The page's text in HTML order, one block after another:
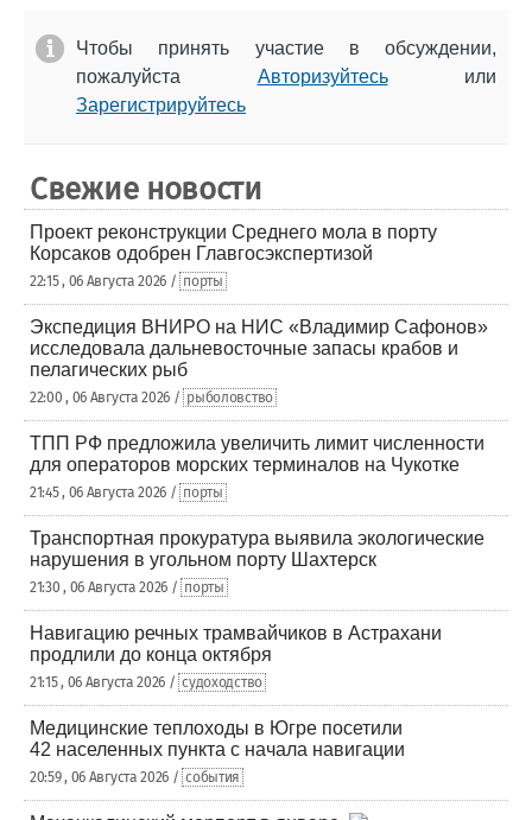
Чтобы принять участие в обсуждении,
пожалуйста Авторизуйтесьили
Зарегистрируйтесь
Свежие новости
Проект реконструкции Среднего мола в порту
Корсаков одобрен Главгосэкспертизой
22:15 , 06 Августа 2026 / порты
Экспедиция ВНИРО на НИС «Владимир Сафонов»
исследовала дальневосточные запасы крабов и
пелагических рыб
22:00 , 06 Августа 2026 / рыболовство
ТПП РФ предложила увеличить лимит численности
для операторов морских терминалов на Чукотке
21:45 , 06 Августа 2026 / порты
Транспортная прокуратура выявила экологические
нарушения в угольном порту Шахтерск
21:30 , 06 Августа 2026 / порты
Навигацию речных трамвайчиков в Астрахани
продлили до конца октября
21:15 , 06 Августа 2026 / судоходство
Медицинские теплоходы в Югре посетили
42 населенных пункта с начала навигации
20:59 , 06 Августа 2026 / события